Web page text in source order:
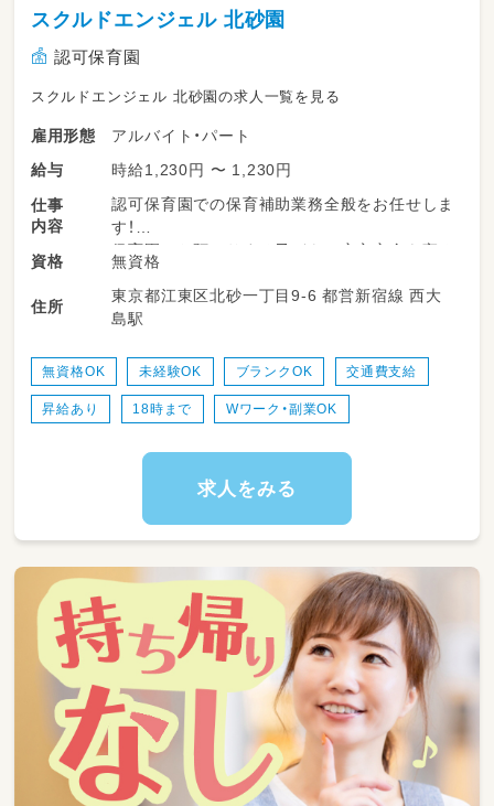
スクルドエンジェル 北砂園
認可保育園
スクルドエンジェル 北砂園の求人一覧を見る
雇用形態
アルバイト・パート
給与
時給1,230円 〜 1,230円
仕事
内容
認可保育園での保育補助業務全般をお任せしま
す！
保育園でお預かりする子どもの安心安全を守る
お仕事です。
・保育補助業務全般
・掃除や雑務
・支援が必要なお子さまの保育業務 等
資格 無資格
住所
東京都江東区北砂一丁目9-6 都営新宿線 西大
島駅
無資格OK 未経験OK ブランクOK 交通費支給
昇給あり 18時まで Wワーク・副業OK
求人をみる